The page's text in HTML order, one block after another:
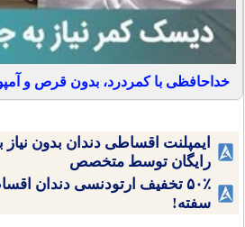
خداحافظی با کمردرد، بدون قرص و
ایمپلنت اقساطی دندان بدون
رایگان توسط متخصص
۵۰٪ تخفیف ارتودنسی دندان
سفته!